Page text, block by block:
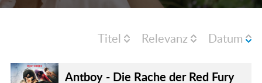
Titel Relevanz Datum
Antboy - Die Rache der Red Fury